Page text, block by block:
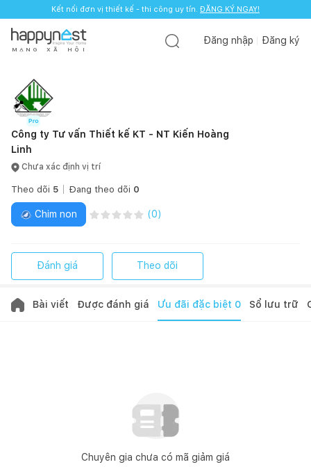
Kết nối đơn vị thiết kế - thi công uy tín. ĐĂNG KÝ NGAY!
M Ạ N G X Ã H Ộ I
Đăng nhập Đăng ký
Công ty Tư vấn Thiết kế KT - NT Kiến Hoàng
Linh
Chưa xác định vị trí
Theo dõi 5 Đang theo dõi 0
Chim non (0)
Đánh giá Theo dõi
Bài viết Được đánh giá Ưu đãi đặc biệt 0 Sổ lưu trữ
Chuyên gia chưa có mã giảm giá